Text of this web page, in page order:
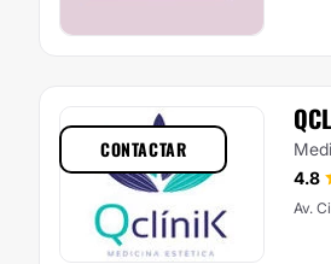
4.8
Av.
CONTACTAR